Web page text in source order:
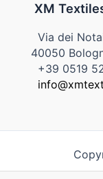
XM
Via dei
40050
+39 0519